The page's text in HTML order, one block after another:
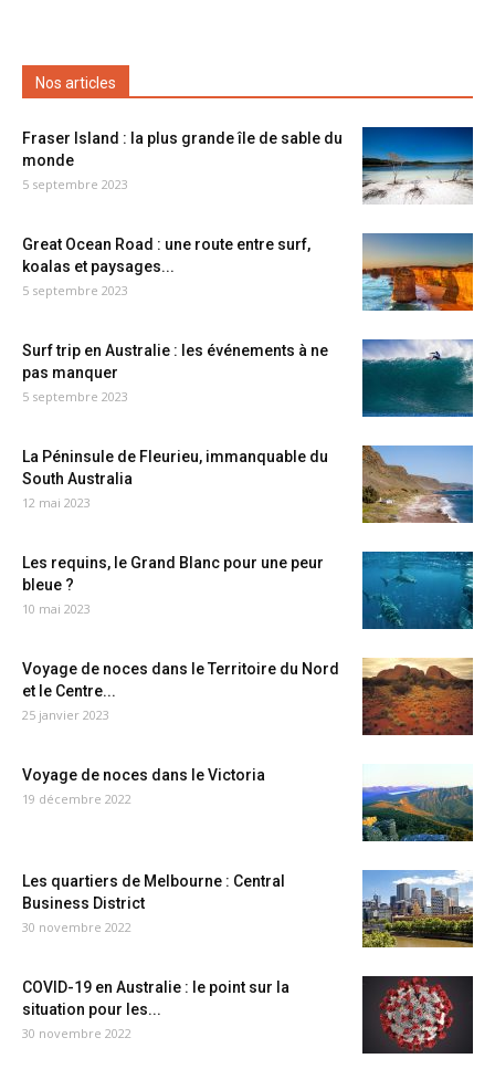
Nos articles
Fraser Island : la plus grande île de sable du
monde
5 septembre 2023
Great Ocean Road : une route entre surf,
koalas et paysages...
5 septembre 2023
Surf trip en Australie : les événements à ne
pas manquer
5 septembre 2023
La Péninsule de Fleurieu, immanquable du
South Australia
12 mai 2023
Les requins, le Grand Blanc pour une peur
bleue ?
10 mai 2023
Voyage de noces dans le Territoire du Nord
et le Centre...
25 janvier 2023
Voyage de noces dans le Victoria
19 décembre 2022
Les quartiers de Melbourne : Central
Business District
30 novembre 2022
COVID-19 en Australie : le point sur la
situation pour les...
30 novembre 2022